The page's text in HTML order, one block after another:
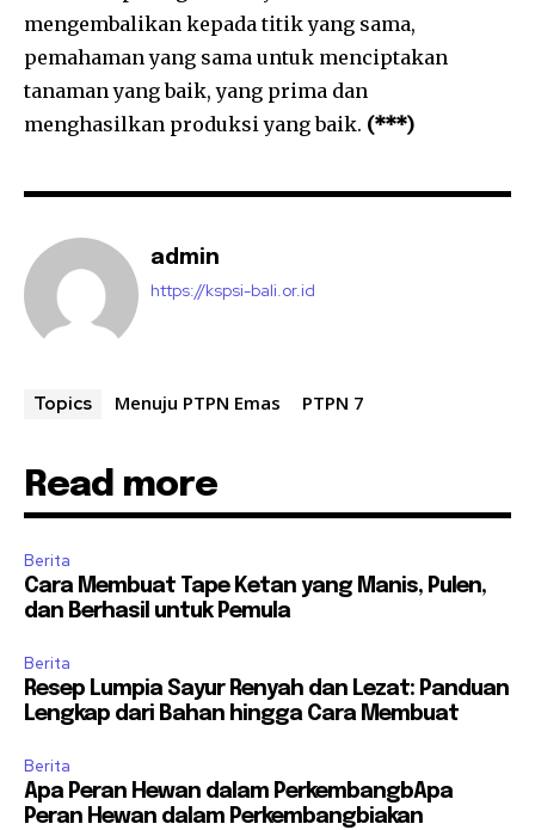
mengembalikan kepada titik yang sama,
pemahaman yang sama untuk menciptakan
tanaman yang baik, yang prima dan
menghasilkan produksi yang baik. (***)
admin
https://kspsi-bali.or.id
Topics Menuju PTPN Emas PTPN 7
Read more
Berita
Cara Membuat Tape Ketan yang Manis, Pulen,
dan Berhasil untuk Pemula
Berita
Resep Lumpia Sayur Renyah dan Lezat: Panduan
Lengkap dari Bahan hingga Cara Membuat
Berita
Apa Peran Hewan dalam PerkembangbApa
Peran Hewan dalam Perkembangbiakan